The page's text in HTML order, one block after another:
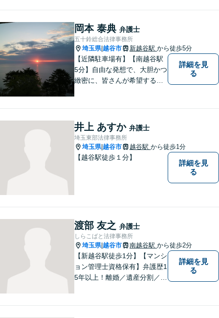
近なお困りごとはお気軽にご
相談ください。
岡本 泰典 弁護士
五十鈴総合法律事務所
埼玉県|越谷市 新越谷駅 から徒歩5分
【近隣駐車場有】【南越谷駅
5分】自由な発想で、大胆かつ
緻密に、皆さんが希望する結
くなります。 お早めにご相談
ください。
詳細を見
る
井上 あすか 弁護士
埼玉東部法律事務所
埼玉県|越谷市 越谷駅 から徒歩1分
【越谷駅徒歩１分】
詳細を見
る
渡部 友之 弁護士
しらこばと法律事務所
埼玉県|越谷市 南越谷駅 から徒歩2分
【新越谷駅徒歩1分】【マンシ
ョン管理士資格保有】弁護歴1
5年以上！離婚／遺産分割／刑
詳細を見
る